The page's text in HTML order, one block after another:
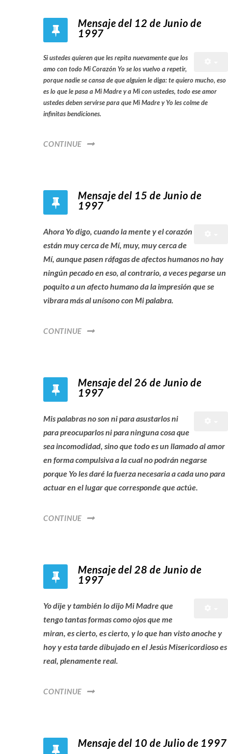
Mensaje del 12 de Junio de
1997
Si ustedes quieren que les repita nuevamente que los
amo con todo Mi Corazón Yo se los vuelvo a repetir,
porque nadie se cansa de que alguien le diga: te quiero mucho, eso
es lo que le pasa a Mi Madre y a Mi con ustedes, todo ese amor
ustedes deben servirse para que Mi Madre y Yo les colme de
infinitas bendiciones.
CONTINUE
Mensaje del 15 de Junio de
1997
Ahora Yo digo, cuando la mente y el corazón
están muy cerca de Mí, muy, muy cerca de
Mí, aunque pasen ráfagas de afectos humanos no hay
ningún pecado en eso, al contrario, a veces pegarse un
poquito a un afecto humano da la impresión que se
vibrara más al unísono con Mi palabra.
CONTINUE
Mensaje del 26 de Junio de
1997
Mis palabras no son ni para asustarlos ni
para preocuparlos ni para ninguna cosa que
sea incomodidad, sino que todo es un llamado al amor
en forma compulsiva a la cual no podrán negarse
porque Yo les daré la fuerza necesaria a cada uno para
actuar en el lugar que corresponde que actúe.
CONTINUE
Mensaje del 28 de Junio de
1997
Yo dije y también lo dijo Mi Madre que
tengo tantas formas como ojos que me
miran, es cierto, es cierto, y lo que han visto anoche y
hoy y esta tarde dibujado en el Jesús Misericordioso es
real, plenamente real.
CONTINUE
Mensaje del 10 de Julio de 1997